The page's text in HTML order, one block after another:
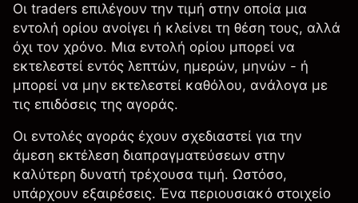
Οι traders επιλέγουν την τιμή στην οποία μια
εντολή ορίου ανοίγει ή κλείνει τη θέση τους, αλλά
όχι τον χρόνο. Μια εντολή ορίου μπορεί να
εκτελεστεί εντός λεπτών, ημερών, μηνών - ή
μπορεί να μην εκτελεστεί καθόλου, ανάλογα με
τις επιδόσεις της αγοράς.
Οι εντολές αγοράς έχουν σχεδιαστεί για την
άμεση εκτέλεση διαπραγματεύσεων στην
καλύτερη δυνατή τρέχουσα τιμή. Ωστόσο,
υπάρχουν εξαιρέσεις. Ένα περιουσιακό στοιχείο